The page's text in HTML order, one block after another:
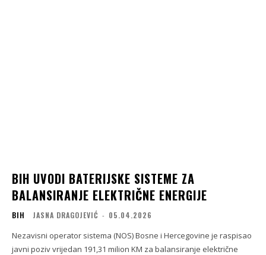
BIH UVODI BATERIJSKE SISTEME ZA
BALANSIRANJE ELEKTRIČNE ENERGIJE
BIH JASNA DRAGOJEVIĆ - 05.04.2026
Nezavisni operator sistema (NOS) Bosne i Hercegovine je raspisao
javni poziv vrijedan 191,31 milion KM za balansiranje električne